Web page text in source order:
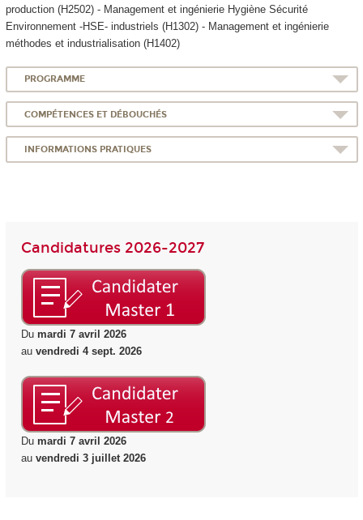
production (H2502) - Management et ingénierie Hygiène Sécurité
Environnement -HSE- industriels (H1302) - Management et ingénierie
méthodes et industrialisation (H1402)
PROGRAMME
COMPÉTENCES ET DÉBOUCHÉS
INFORMATIONS PRATIQUES
Candidatures 2026-2027
Du mardi 7 avril 2026
au vendredi 4 sept. 2026
Du mardi 7 avril 2026
au vendredi 3 juillet 2026